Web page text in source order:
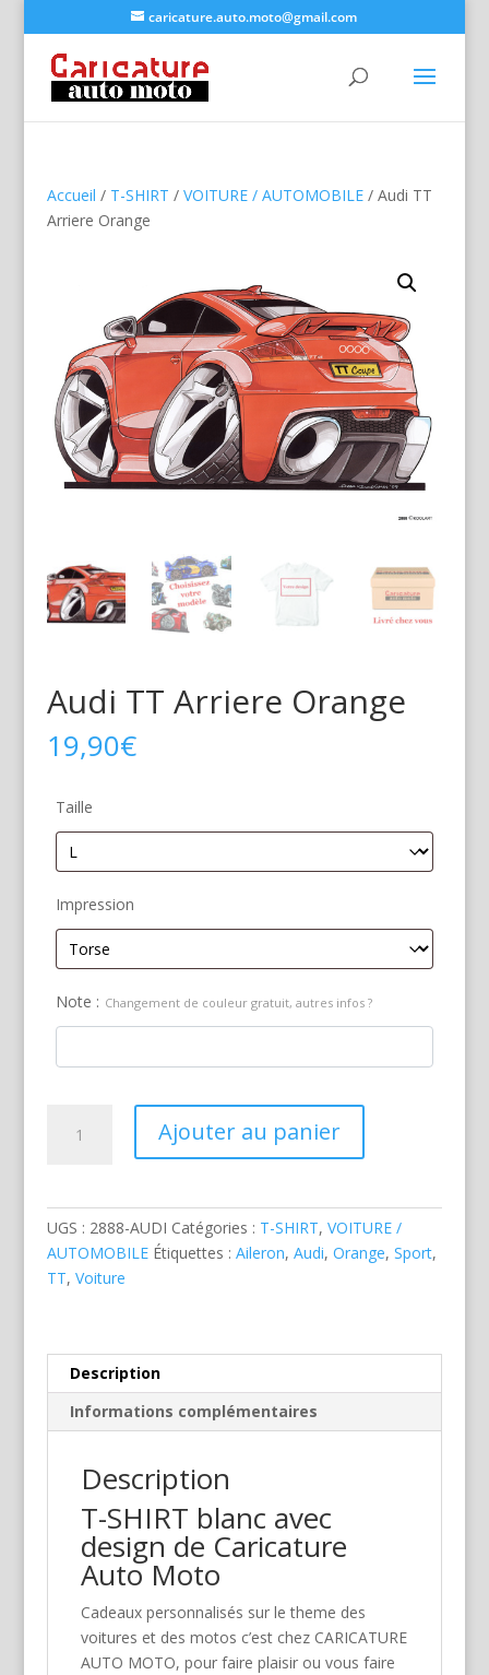
caricature.auto.moto@gmail.com
Accueil / T-SHIRT / VOITURE / AUTOMOBILE/ Audi TT
Arriere Orange
Audi TT Arriere Orange
19,90€
Taille
Impression
Note : Changement de couleur gratuit, autres infos ?
Ajouter au panier
UGS : 2888-AUDI Catégories : T-SHIRT, VOITURE /
AUTOMOBILE Étiquettes : Aileron, Audi, Orange, Sport,
TT, Voiture
Description
Informations complémentaires
Description
T-SHIRT blanc avec
design de Caricature
Auto Moto
Cadeaux personnalisés sur le theme des
voitures et des motos c’est chez CARICATURE
AUTO MOTO, pour faire plaisir ou vous faire